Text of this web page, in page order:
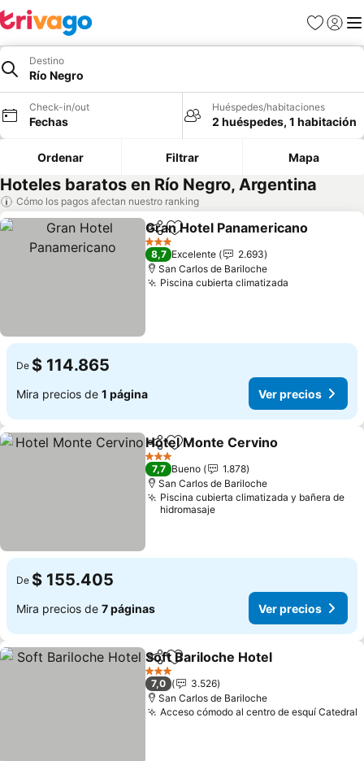
Favoritos
Iniciar
Destino
Río Negro
Check-in/out
Fechas
Huéspedes/habitaciones
2 huéspedes, 1 habitación
Ordenar Filtrar Mapa
Hoteles baratos en Río Negro, Argentina
Cómo los pagos afectan nuestro ranking
CompartirAgregar a favoritos
Gran Hotel Panamericano
3 Estrellas
8,7 Excelente
2.693
San Carlos de Bariloche
Piscina cubierta climatizada
De $ 114.865
Mira precios de 1 página Ver precios
CompartirAgregar a favoritos
Hotel Monte Cervino
3 Estrellas
7,7 Bueno
1.878
San Carlos de Bariloche
Piscina cubierta climatizada y bañera de
hidromasaje
De $ 155.405
Mira precios de 7 páginas Ver precios
CompartirAgregar a favoritos
Soft Bariloche Hotel
3 Estrellas
7,0
3.526
San Carlos de Bariloche
Acceso cómodo al centro de esquí Catedral